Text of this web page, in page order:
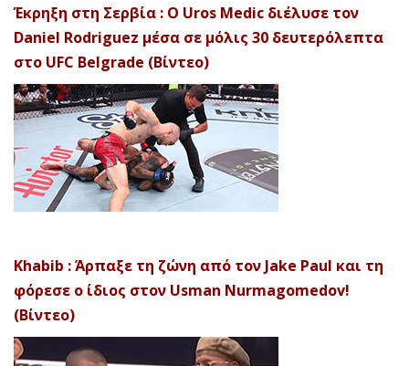
Έκρηξη στη Σερβία : Ο Uros Medic διέλυσε τον
Daniel Rodriguez μέσα σε μόλις 30 δευτερόλεπτα
στο UFC Belgrade (Βίντεο)
Khabib : Άρπαξε τη ζώνη από τον Jake Paul και τη
φόρεσε ο ίδιος στον Usman Nurmagomedov!
(Βίντεο)